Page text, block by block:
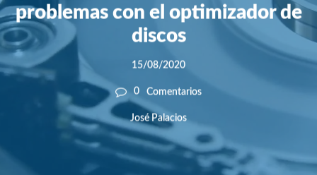
problemas con el optimizador de
discos
15/08/2020
0 Comentarios
José Palacios